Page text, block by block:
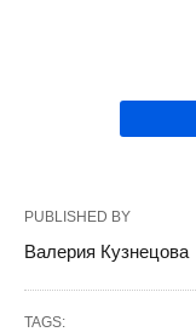
PUBLISHED BY
Валерия Кузнецова
TAGS: